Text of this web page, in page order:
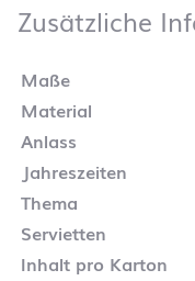
Zusätzliche
Maße
Material
Anlass
Jahreszeiten
Thema
Servietten
Inhalt pro Karton